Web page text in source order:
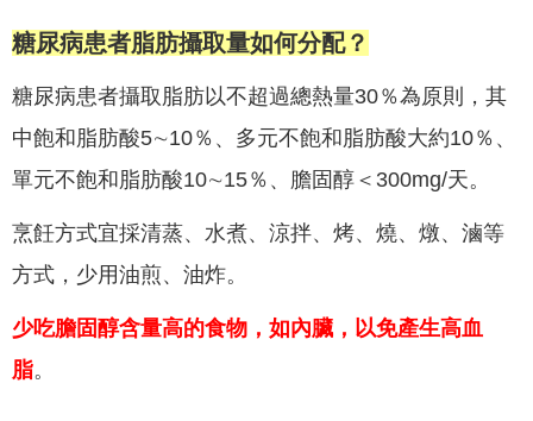
糖尿病患者脂肪攝取量如何分配？
糖尿病患者攝取脂肪以不超過總熱量30％為原則，其
中飽和脂肪酸5∼10％、多元不飽和脂肪酸大約10％、
單元不飽和脂肪酸10∼15％、膽固醇＜300mg/天。
烹飪方式宜採清蒸、水煮、涼拌、烤、燒、燉、滷等
方式，少用油煎、油炸。
少吃膽固醇含量高的食物，如內臟，以免產生高血
脂。